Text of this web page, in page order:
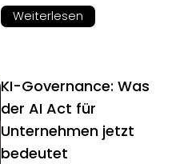
Weiterlesen
KI-Governance: Was
der AI Act für
Unternehmen jetzt
bedeutet